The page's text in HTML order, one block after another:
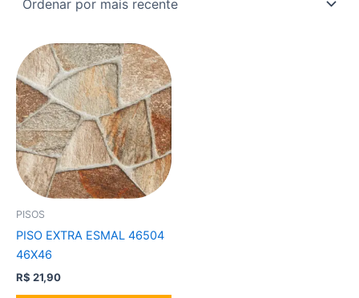
PISOS
PISO EXTRA ESMAL 46504
46X46
R$ 21,90